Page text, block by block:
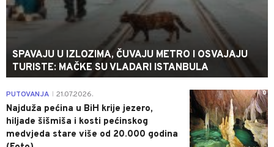
SPAVAJU U IZLOZIMA, ČUVAJU METRO I OSVAJAJU
TURISTE: MAČKE SU VLADARI ISTANBULA
0
PUTOVANJA 21.07.2026.
Najduža pećina u BiH krije jezero,
hiljade šišmiša i kosti pećinskog
medvjeda stare više od 20.000 godina